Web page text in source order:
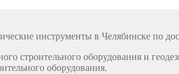
инструменты в Челябинске по
строительного оборудования и
оборудования.